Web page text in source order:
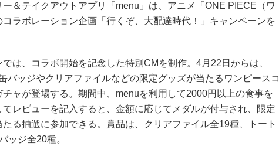
＆テイクアウトアプリ「menu」は、アニメ「ONE PIECE（ワ
コラボレーション企画「行くぞ、大配達時代！」キャンペーンを
は、コラボ開始を記念した特別CMを制作。4月22日からは、
バッジやクリアファイルなどの限定グッズが当たるワンピースコ
チャが登場する。期間中、menuを利用して2000円以上の食事を
レビューを記入すると、金額に応じてメダルが付与され、限定
たる抽選に参加できる。賞品は、クリアファイル全19種、トート
ッジ全20種。